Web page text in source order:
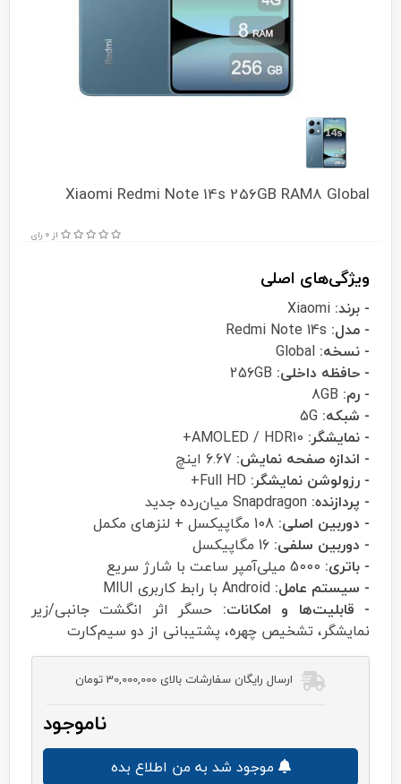
Xiaomi Redmi Note 14s 256GB RAM8 Global
از 0 رای
ویژگی‌های اصلی
- برند:
- مدل:
- نسخه:
- حافظه داخلی:
- رم:
- شبکه:
- نمایشگر:
- اندازه صفحه نمایش:
- رزولوشن نمایشگر:
- پردازنده:
- دوربین اصلی:
- دوربین سلفی:
- باتری:
- سیستم عامل:
- قابلیت‌ها و امکانات: حسگر اثر انگشت جانبی/زیر
نمایشگر، تشخیص چهره، پشتیبانی از دو سیم‌کارت
ارسال رایگان سفارشات بالای 30,000,000 تومان
ناموجود